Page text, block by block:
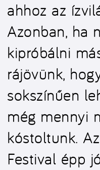
ahhoz az
Azonban, ha
kipróbálni
rájövünk,
sokszínűen
még mennyi
kóstoltunk.
Festival épp